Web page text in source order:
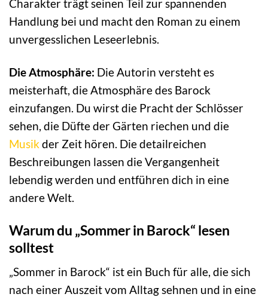
Charakter trägt seinen Teil zur spannenden
Handlung bei und macht den Roman zu einem
unvergesslichen Leseerlebnis.
Die Atmosphäre: Die Autorin versteht es
meisterhaft, die Atmosphäre des Barock
einzufangen. Du wirst die Pracht der Schlösser
sehen, die Düfte der Gärten riechen und die
Musikder Zeit hören. Die detailreichen
Beschreibungen lassen die Vergangenheit
lebendig werden und entführen dich in eine
andere Welt.
Warum du „Sommer in Barock“ lesen
solltest
„Sommer in Barock“ ist ein Buch für alle, die sich
nach einer Auszeit vom Alltag sehnen und in eine